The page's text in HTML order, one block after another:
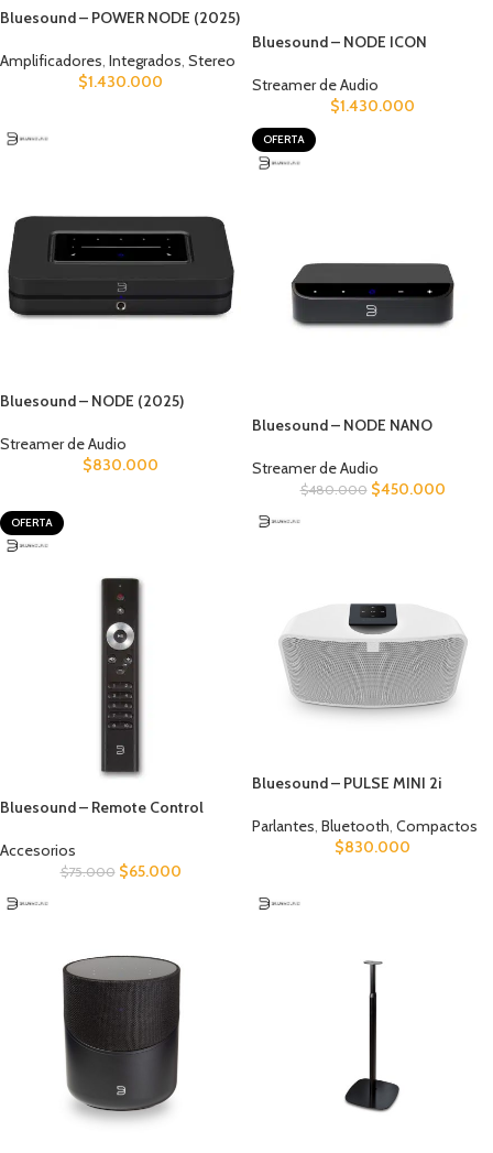
Bluesound – POWER NODE (2025)
Amplificadores, Integrados, Stereo
$1.430.000
Bluesound – NODE ICON
Streamer de Audio
$1.430.000
Bluesound – NODE (2025)
Streamer de Audio
$830.000
OFERTA
Bluesound – NODE NANO
Streamer de Audio
$480.000 $450.000
OFERTA
Bluesound – Remote Control
Accesorios
$75.000 $65.000
Bluesound – PULSE MINI 2i
Parlantes, Bluetooth, Compactos
$830.000